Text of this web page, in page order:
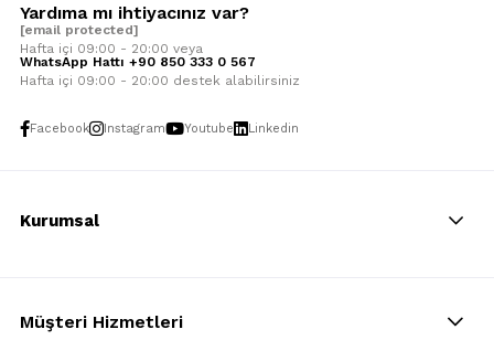
Yardıma mı ihtiyacınız var?
[email protected]
Hafta içi 09:00 - 20:00 veya
WhatsApp Hattı +90 850 333 0 567
Hafta içi 09:00 - 20:00 destek alabilirsiniz
Facebook Instagram Youtube Linkedin
Kurumsal
Müşteri Hizmetleri